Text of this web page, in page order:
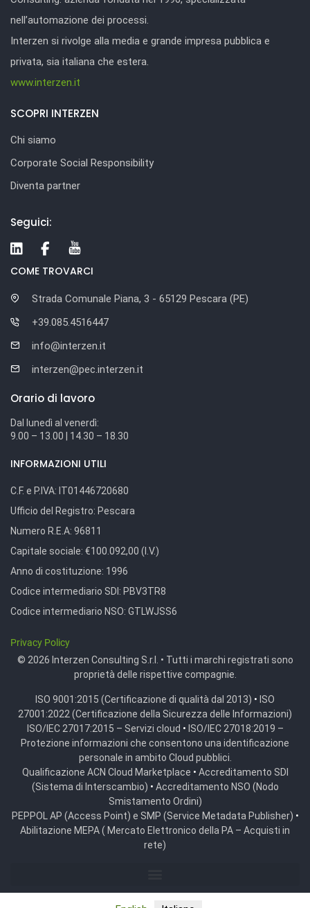
nell’automazione dei processi.
Interzen si rivolge alla media e grande impresa pubblica e
privata, sia italiana che estera.
www.interzen.it
SCOPRI INTERZEN
Chi siamo
Corporate Social Responsibility
Diventa partner
Seguici:
COME TROVARCI
Strada Comunale Piana, 3 - 65129 Pescara (PE)
+39.085.4516447
info@interzen.it
interzen@pec.interzen.it
Orario di lavoro
Dal lunedì al venerdì:
9.00 – 13.00 | 14.30 – 18.30
INFORMAZIONI UTILI
C.F. e P.IVA: IT01446720680
Ufficio del Registro: Pescara
Numero R.E.A: 96811
Capitale sociale: €100.092,00 (I.V.)
Anno di costituzione: 1996
Codice intermediario SDI: PBV3TR8
Codice intermediario NSO: GTLWJSS6
Privacy Policy
© 2026 Interzen Consulting S.r.l. • Tutti i marchi registrati sono
proprietà delle rispettive compagnie.
ISO 9001:2015 (Certificazione di qualità dal 2013) • ISO
27001:2022 (Certificazione della Sicurezza delle Informazioni)
ISO/IEC 27017:2015 – Servizi cloud • ISO/IEC 27018:2019 –
Protezione informazioni che consentono una identificazione
personale in ambito Cloud pubblici.
Qualificazione ACN Cloud Marketplace • Accreditamento SDI
(Sistema di Interscambio) • Accreditamento NSO (Nodo
Smistamento Ordini)
PEPPOL AP (Access Point) e SMP (Service Metadata Publisher) •
Abilitazione MEPA ( Mercato Elettronico della PA – Acquisti in
rete)